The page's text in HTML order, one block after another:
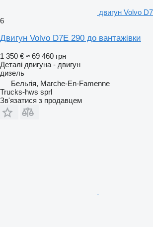
двигун Volvo
6
Двигун Volvo D7E 290 до вантажівки
1 350 € ≈ 69 460 грн
Деталі двигуна - двигун
дизель
Бельгія, Marche-En-Famenne
Trucks-hws sprl
Зв'язатися з продавцем